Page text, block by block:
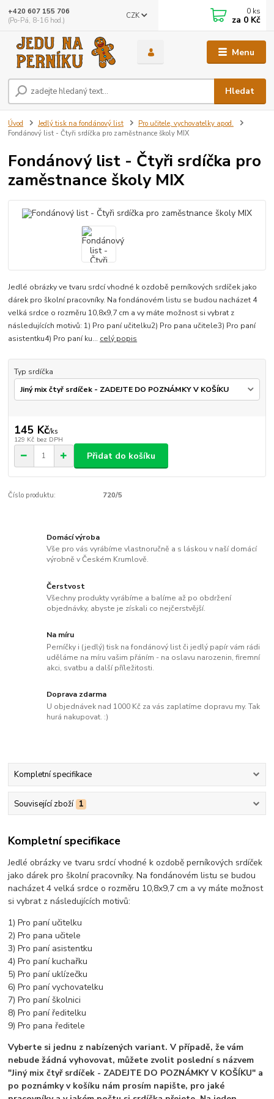
Menu
CZK
Hledat
+420 607 155 706
(Po-Pá, 8-16 hod.)
0 ks
za 0 Kč
Úvod Jedlý tisk na fondánový list
Pro učitele, vychovatelky apod.
Fondánový list - Čtyři srdíčka pro zaměstnance školy MIX
Fondánový list - Čtyři srdíčka pro
zaměstnance školy MIX
Jedlé obrázky ve tvaru srdcí vhodné k ozdobě perníkových srdíček jako
dárek pro školní pracovníky. Na fondánovém listu se budou nacházet 4
velká srdce o rozměru 10,8x9,7 cm a vy máte možnost si vybrat z
následujících motivů: 1) Pro paní učitelku2) Pro pana učitele3) Pro paní
asistentku4) Pro paní ku... celý popis
Typ srdíčka
145 Kč/ks
129 Kč bez DPH
Přidat do košíku
Číslo produktu: 720/5
Domácí výroba
Vše pro vás vyrábíme vlastnoručně a s láskou v naší domácí
výrobně v Českém Krumlově.
Čerstvost
Všechny produkty vyrábíme a balíme až po obdržení
objednávky, abyste je získali co nejčerstvější.
Na míru
Perníčky i (jedlý) tisk na fondánový list či jedlý papír vám rádi
uděláme na míru vašim přáním - na oslavu narozenin, firemní
akci, svatbu a další příležitosti.
Doprava zdarma
U objednávek nad 1000 Kč za vás zaplatíme dopravu my. Tak
hurá nakupovat. :)
Kompletní specifikace
Související zboží 1
Kompletní specifikace
Jedlé obrázky ve tvaru srdcí vhodné k ozdobě perníkových srdíček
jako dárek pro školní pracovníky. Na fondánovém listu se budou
nacházet 4 velká srdce o rozměru 10,8x9,7 cm a vy máte možnost
si vybrat z následujících motivů:
1) Pro paní učitelku
2) Pro pana učitele
3) Pro paní asistentku
4) Pro paní kuchařku
5) Pro paní uklízečku
6) Pro paní vychovatelku
7) Pro paní školnici
8) Pro paní ředitelku
9) Pro pana ředitele
Vyberte si jednu z nabízených variant. V případě, že vám
nebude žádná vyhovovat, můžete zvolit poslední s názvem
"Jiný mix čtyř srdíček - ZADEJTE DO POZNÁMKY V KOŠÍKU" a
po poznámky v košíku nám prosím napište, pro jaké